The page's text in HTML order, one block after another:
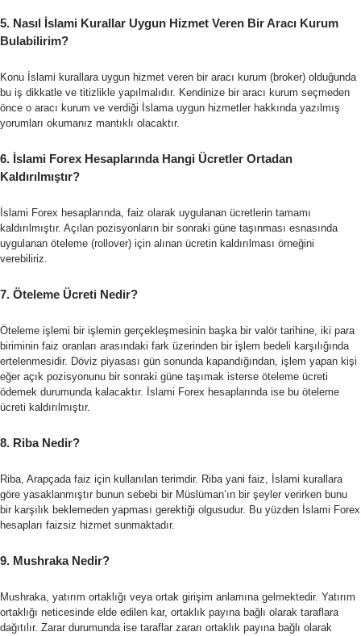
5. Nasıl İslami Kurallar Uygun Hizmet Veren Bir Aracı Kurum
Bulabilirim?
Konu İslami kurallara uygun hizmet veren bir aracı kurum (broker) olduğunda
bu iş dikkatle ve titizlikle yapılmalıdır. Kendinize bir aracı kurum seçmeden
önce o aracı kurum ve verdiği İslama uygun hizmetler hakkında yazılmış
yorumları okumanız mantıklı olacaktır.
6. İslami Forex Hesaplarında Hangi Ücretler Ortadan
Kaldırılmıştır?
İslami Forex hesaplarında, faiz olarak uygulanan ücretlerin tamamı
kaldırılmıştır. Açılan pozisyonların bir sonraki güne taşınması esnasında
uygulanan öteleme (rollover) için alınan ücretin kaldırılması örneğini
verebiliriz.
7. Öteleme Ücreti Nedir?
Öteleme işlemi bir işlemin gerçekleşmesinin başka bir valör tarihine, iki para
biriminin faiz oranları arasındaki fark üzerinden bir işlem bedeli karşılığında
ertelenmesidir. Döviz piyasası gün sonunda kapandığından, işlem yapan kişi
eğer açık pozisyonunu bir sonraki güne taşımak isterse öteleme ücreti
ödemek durumunda kalacaktır. İslami Forex hesaplarında ise bu öteleme
ücreti kaldırılmıştır.
8. Riba Nedir?
Riba, Arapçada faiz için kullanılan terimdir. Riba yani faiz, İslami kurallara
göre yasaklanmıştır bunun sebebi bir Müslüman’ın bir şeyler verirken bunu
bir karşılık beklemeden yapması gerektiği olgusudur. Bu yüzden İslami Forex
hesapları faizsiz hizmet sunmaktadır.
9. Mushraka Nedir?
Mushraka, yatırım ortaklığı veya ortak girişim anlamına gelmektedir. Yatırım
ortaklığı neticesinde elde edilen kar, ortaklık payına bağlı olarak taraflara
dağıtılır. Zarar durumunda ise taraflar zararı ortaklık payına bağlı olarak